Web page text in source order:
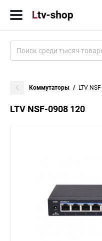
Коммутаторы LTV
LTV NSF-0908 120